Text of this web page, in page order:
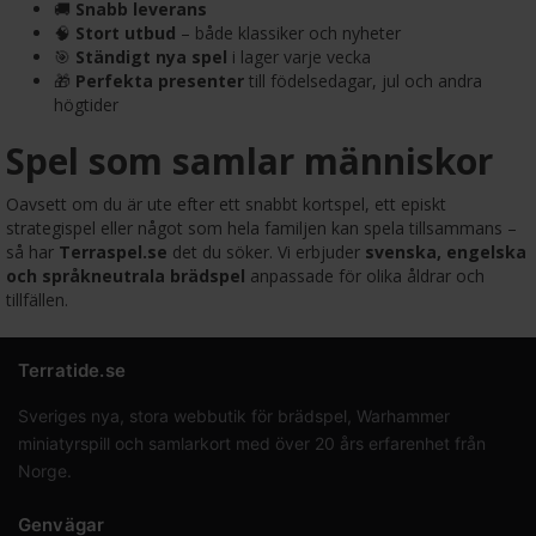
🚚 Snabb leverans
🧠 Stort utbud – både klassiker och nyheter
🎯 Ständigt nya spel i lager varje vecka
🎁 Perfekta presenter till födelsedagar, jul och andra
högtider
Spel som samlar människor
Oavsett om du är ute efter ett snabbt kortspel, ett episkt
strategispel eller något som hela familjen kan spela tillsammans –
så har Terraspel.se det du söker. Vi erbjuder svenska, engelska
och språkneutrala brädspel anpassade för olika åldrar och
tillfällen.
Terratide.se
Sveriges nya, stora webbutik för brädspel, Warhammer
miniatyrspill och samlarkort med över 20 års erfarenhet från
Norge.
Genvägar